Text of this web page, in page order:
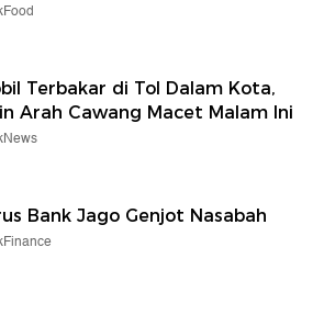
Terbakar di Tol Dalam Kota,
Arah Cawang Macet Malam Ini
Bank Jago Genjot Nasabah